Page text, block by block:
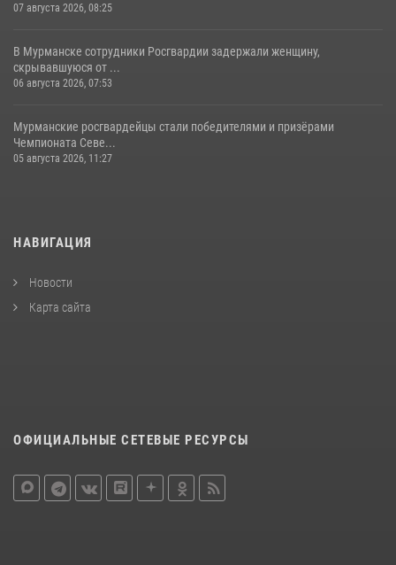
07 августа 2026, 08:25
В Мурманске сотрудники Росгвардии задержали женщину,
скрывавшуюся от ...
06 августа 2026, 07:53
Мурманские росгвардейцы стали победителями и призёрами
Чемпионата Севе...
05 августа 2026, 11:27
НАВИГАЦИЯ
Новости
Карта сайта
ОФИЦИАЛЬНЫЕ СЕТЕВЫЕ РЕСУРСЫ